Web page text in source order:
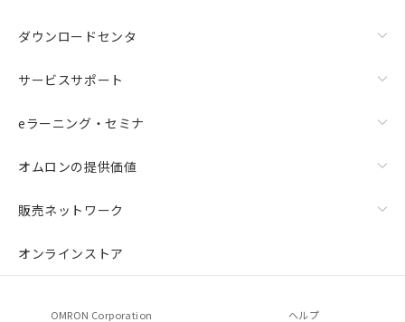
ダウンロードセンタ
サービスサポート
eラーニング・セミナ
オムロンの提供価値
販売ネットワーク
オンラインストア
OMRON Corporation ヘルプ